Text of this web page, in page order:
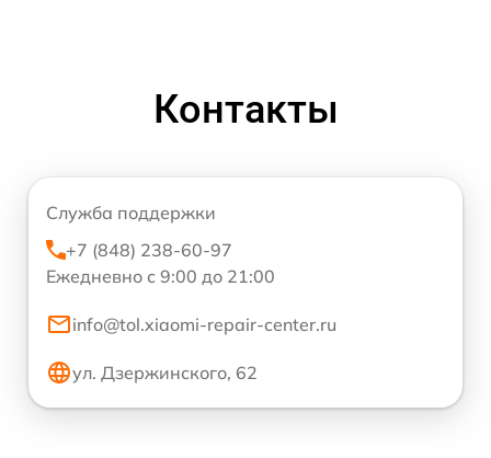
Контакты
Служба поддержки
+7 (848) 238-60-97
Ежедневно с 9:00 до 21:00
info@tol.xiaomi-repair-center.ru
ул. Дзержинского, 62